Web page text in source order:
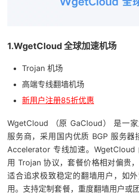
1.WgetCloud 全球加速机场
Trojan 机场
高端专线翻墙机场
新用户注册85折优惠
WgetCloud （原 GaCloud） 是一
服务商，采用国内优质 BGP 服务
Accelerator 专线加速。WgetCloud
用 Trojan 协议，套餐价格相对偏贵
适合追求极致稳定的翻墙用户，如
用。支持定制套餐，重度翻墙用户或